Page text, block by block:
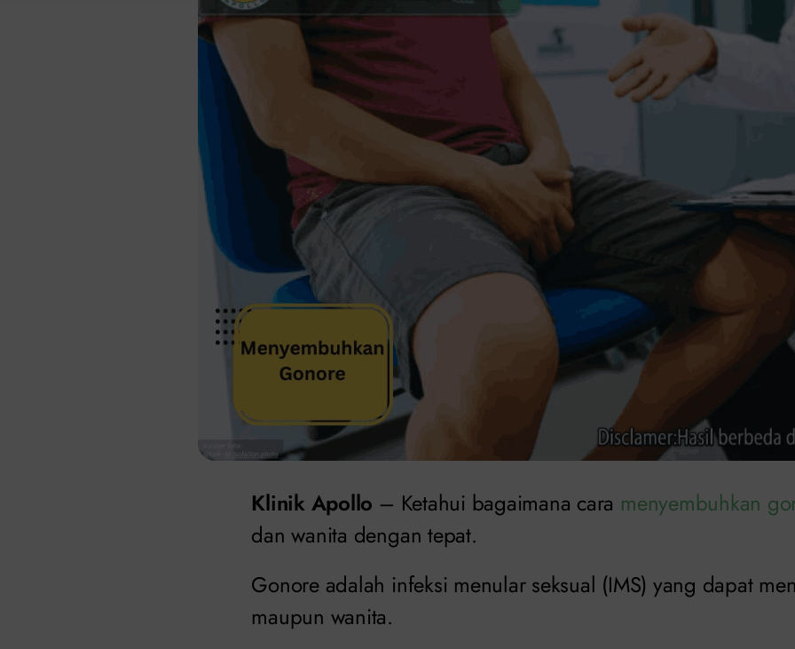
Klinik Apollo – Ketahui bagaimana cara menyembuhkan
dan wanita dengan tepat.
Gonore adalah infeksi menular seksual (IMS) yang dapat
maupun wanita.